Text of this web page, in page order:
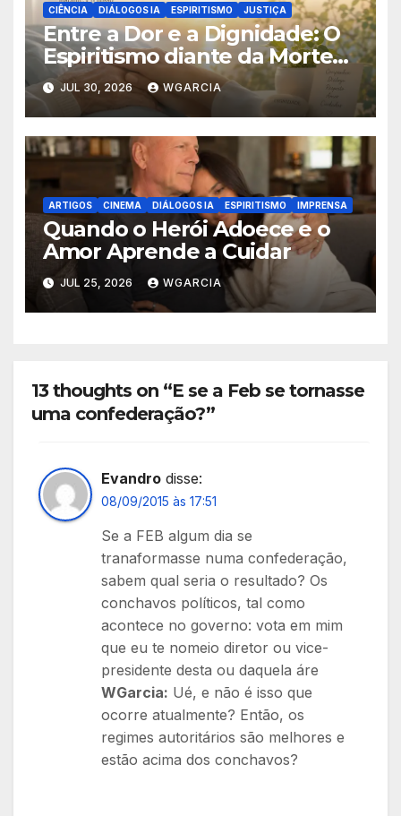
CIÊNCIA DIÁLOGOS IA ESPIRITISMO JUSTIÇA
Entre a Dor e a Dignidade: O
Espiritismo diante da Morte
Assistida
JUL 30, 2026 WGARCIA
ARTIGOS CINEMA DIÁLOGOS IA ESPIRITISMO IMPRENSA
Quando o Herói Adoece e o
Amor Aprende a Cuidar
JUL 25, 2026 WGARCIA
13 thoughts on “E se a Feb se tornasse
uma confederação?”
Evandro disse:
08/09/2015 às 17:51
Se a FEB algum dia se
tranaformasse numa confederação,
sabem qual seria o resultado? Os
conchavos políticos, tal como
acontece no governo: vota em mim
que eu te nomeio diretor ou vice-
presidente desta ou daquela áre
WGarcia: Ué, e não é isso que
ocorre atualmente? Então, os
regimes autoritários são melhores e
estão acima dos conchavos?